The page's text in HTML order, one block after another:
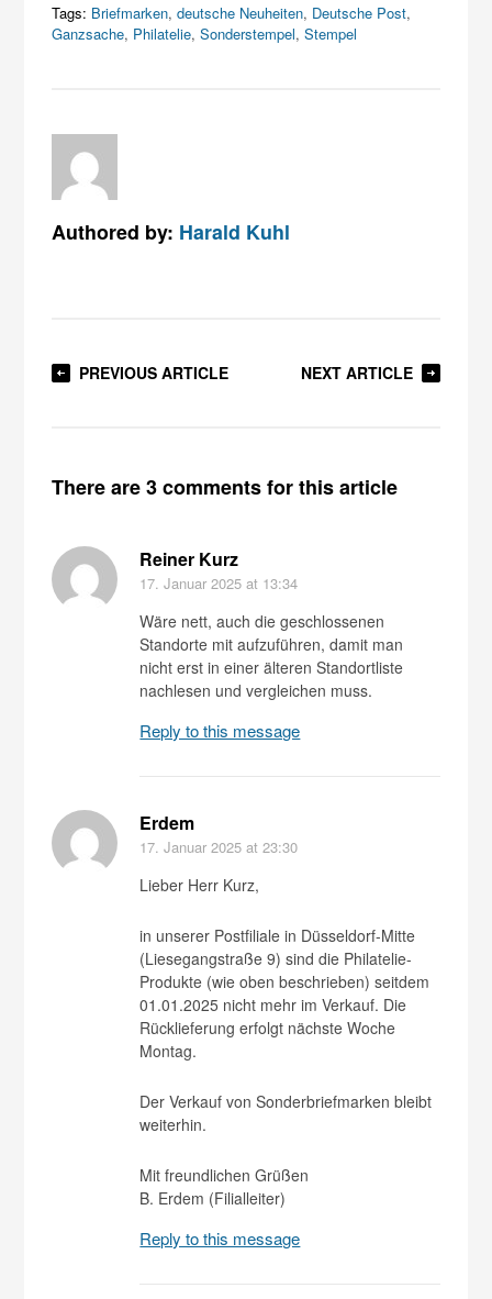
Tags: Briefmarken,deutsche Neuheiten, Deutsche Post,
Ganzsache, Philatelie,Sonderstempel,Stempel
Authored by: Harald Kuhl
PREVIOUS ARTICLE NEXT ARTICLE
There are 3 comments for this article
Reiner Kurz
17. Januar 2025 at 13:34
Wäre nett, auch die geschlossenen
Standorte mit aufzuführen, damit man
nicht erst in einer älteren Standortliste
nachlesen und vergleichen muss.
Reply to this message
Erdem
17. Januar 2025 at 23:30
Lieber Herr Kurz,
in unserer Postfiliale in Düsseldorf-Mitte
(Liesegangstraße 9) sind die Philatelie-
Produkte (wie oben beschrieben) seitdem
01.01.2025 nicht mehr im Verkauf. Die
Rücklieferung erfolgt nächste Woche
Montag.
Der Verkauf von Sonderbriefmarken bleibt
weiterhin.
Mit freundlichen Grüßen
B. Erdem (Filialleiter)
Reply to this message